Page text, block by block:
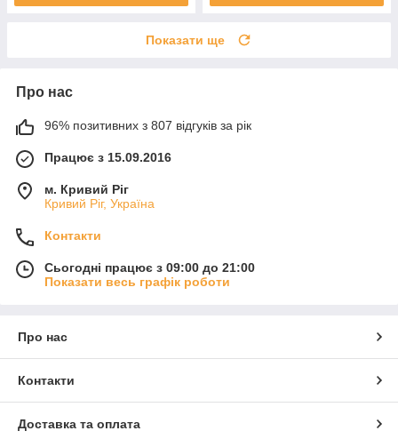
Показати ще
Про нас
96% позитивних з 807 відгуків за рік
Працює з 15.09.2016
м. Кривий Ріг
Кривий Ріг, Україна
Контакти
Сьогодні працює з 09:00 до 21:00
Показати весь графік роботи
Про нас
Контакти
Доставка та оплата